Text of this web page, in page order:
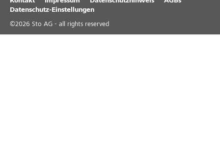
Datenschutz-Einstellungen
©2026 Sto AG - all rights reserved